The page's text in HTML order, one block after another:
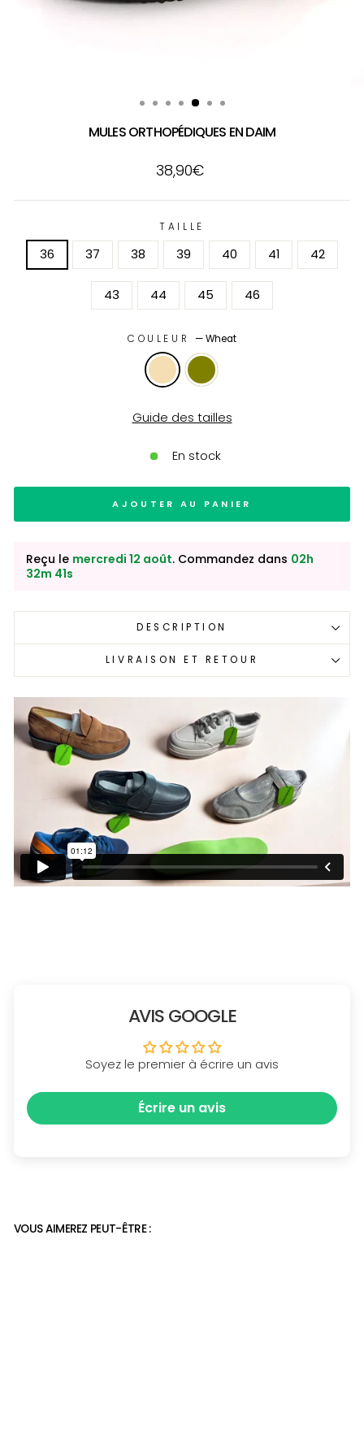
MULES ORTHOPÉDIQUES EN DAIM
Prix
régulier
38,90€
TAILLE
36 37 38 39 40 41 42
43 44 45 46
COULEUR —Wheat
Guide des tailles
En stock
AJOUTER AU PANIER
Reçu le mercredi 12 août. Commandez dans 02h
32m 40s
DESCRIPTION
LIVRAISON ET RETOUR
AVIS GOOGLE
Soyez le premier à écrire un avis
Écrire un avis
VOUS AIMEREZ PEUT-ÊTRE :